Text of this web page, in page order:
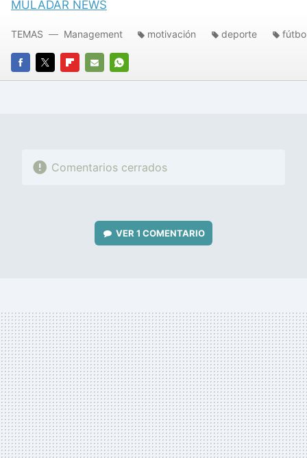
MULADAR NEWS
FACEBOOK
TWITTERFLIPBOARD
E-
WHATSAPP
TEMAS Management motivación deporte
Comentarios cerrados
VER 1 COMENTARIO